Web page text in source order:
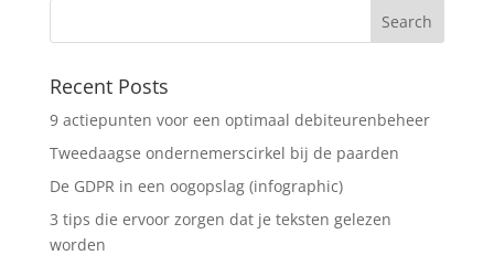
Recent Posts
9 actiepunten voor een optimaal debiteurenbeheer
Tweedaagse ondernemerscirkel bij de paarden
De GDPR in een oogopslag (infographic)
3 tips die ervoor zorgen dat je teksten gelezen
worden